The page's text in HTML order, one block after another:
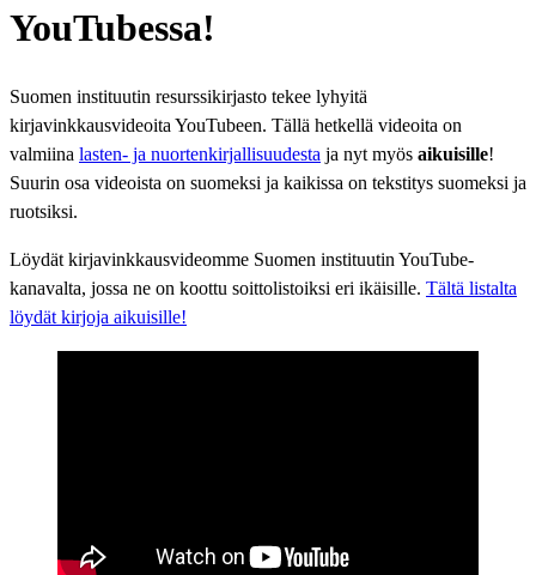
YouTubessa!
Suomen instituutin resurssikirjasto tekee lyhyitä
kirjavinkkausvideoita YouTubeen. Tällä hetkellä videoita on
valmiina lasten- ja nuortenkirjallisuudesta ja nyt myös aikuisille!
Suurin osa videoista on suomeksi ja kaikissa on tekstitys suomeksi ja
ruotsiksi.
Löydät kirjavinkkausvideomme Suomen instituutin YouTube-
kanavalta, jossa ne on koottu soittolistoiksi eri ikäisille. Tältä listalta
löydät kirjoja aikuisille!